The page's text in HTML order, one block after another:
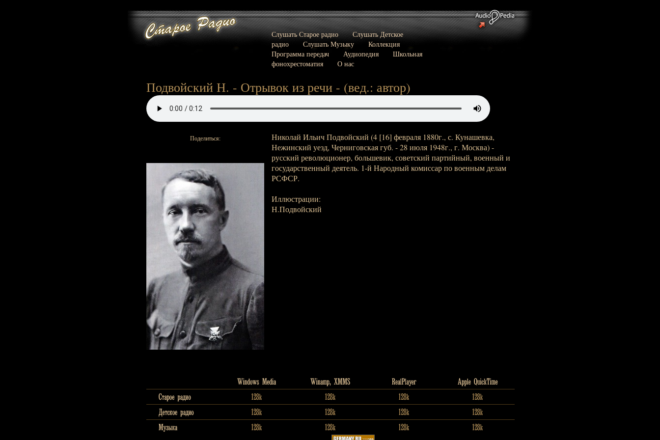
Слушать Старое радио
Слушать Детское
радио
Слушать Музыку
Коллекция
Программа передач
Аудиопедия
Школьная
фонохрестоматия
О нас
Подвойский Н. - Отрывок из речи - (вед.: автор)
Поделиться:
Николай Ильич Подвойский (4 [16] февраля 1880г., с. Кунашевка,
Нежинский уезд, Черниговская губ. - 28 июля 1948г., г. Москва) -
русский революционер, большевик, советский партийный, военный и
государственный деятель. 1-й Народный комиссар по военным делам
РСФСР.
Иллюстрации:
Н.Подвойский